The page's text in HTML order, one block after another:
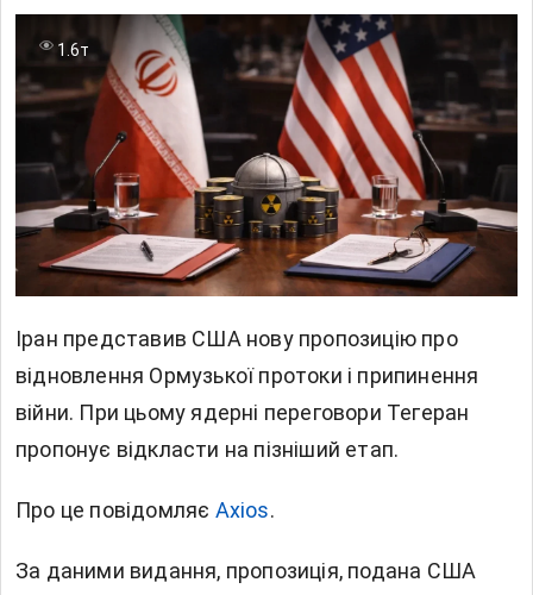
1.6т
Іран представив США нову пропозицію про
відновлення Ормузької протоки і припинення
війни. При цьому ядерні переговори Тегеран
пропонує відкласти на пізніший етап.
Про це повідомляє Axios.
За даними видання, пропозиція, подана США